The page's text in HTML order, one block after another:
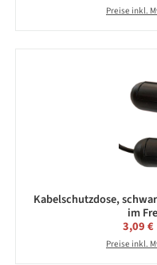
Preise inkl.
Kabelschutzdose,
im
3,09 €
Preise inkl.